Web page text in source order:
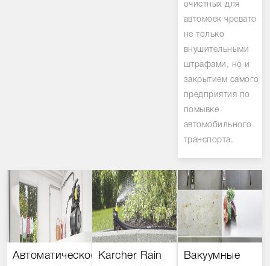
очистных для
автомоек чревато
не только
внушительными
штрафами, но и
закрытием самого
предприятия по
помывке
автомобильного
транспорта.
Автоматическое
Karcher Rain
Вакуумные